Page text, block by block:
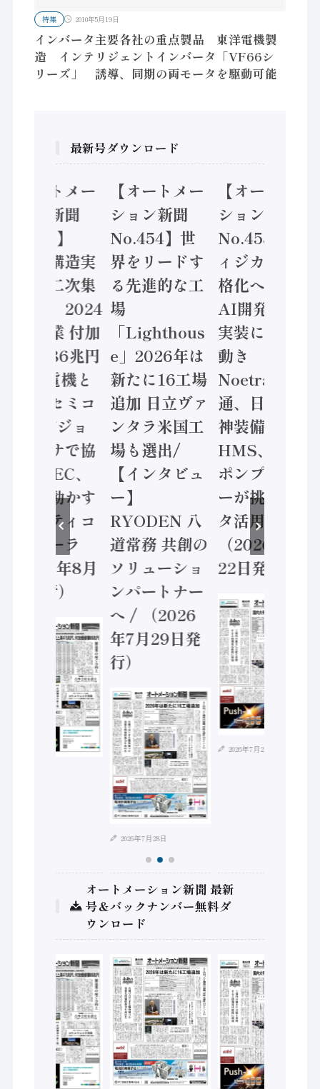
特集 2010年5月19日
インバータ主要各社の重点製品 東洋電機製
造 インテリジェントインバータ「VF66シ
リーズ」 誘導、同期の両モータを駆動可能
最新号ダウンロード
【オートメー
ション新聞
No.455】
「経済構造実
態調査二次集
計結果」2024
年製造業 付加
価値額86兆円
/ 三菱電機と
ソニーセミコ
ン AIビジョ
ンセンサで協
業 / IDEC、
安全に動かす
セーフティコ
ントローラ
（2026年8月
5日発行）
【オートメー
ション新聞
No.454】世
界をリードす
る先進的な工
場
「Lighthous
e」2026年は
新たに16工場
追加 日立ヴァ
ンタラ米国工
場も選出/
【インタビュ
ー】
RYODEN 八
道常務 共創の
ソリューショ
ンパートナー
へ / （2026
年7月29日発
行）
2026年7月28日
【オートメー
ション新聞
No.453】フ
ィジカルAI本
格化へ 国産
AI開発や社会
実装に活発な
動き
Noetra、富士
通、日立 / 兵
神装備 ×
HMS、老舗
ポンプメーカ
ーが挑むデー
タ活用 など
（2026年7月
22日発行）
2026年7月21日
オートメーション新聞 最新
号＆バックナンバー無料ダ
ウンロード